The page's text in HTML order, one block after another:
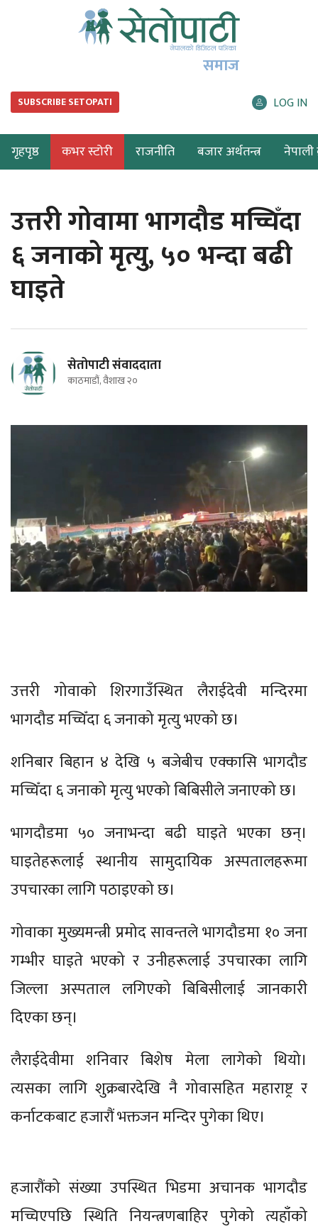
समाज
SUBSCRIBE SETOPATI LOG IN
गृहपृष्ठ कभर स्टोरी राजनीति बजार अर्थतन्त्र नेपाली
उत्तरी गोवामा भागदौड मच्चिँदा
६ जनाको मृत्यु, ५० भन्दा बढी
घाइते
सेतोपाटी संवाददाता
काठमाडौं, वैशाख २०
उत्तरी गोवाको शिरगाउँस्थित लैराईदेवी मन्दिरमा
भागदौड मच्चिँदा ६ जनाको मृत्यु भएको छ।
शनिबार बिहान ४ देखि ५ बजेबीच एक्कासि भागदौड
मच्चिँदा ६ जनाको मृत्यु भएको बिबिसीले जनाएको छ।
भागदौडमा ५० जनाभन्दा बढी घाइते भएका छन्।
घाइतेहरूलाई स्थानीय सामुदायिक अस्पतालहरूमा
उपचारका लागि पठाइएको छ।
गोवाका मुख्यमन्त्री प्रमोद सावन्तले भागदौडमा १० जना
गम्भीर घाइते भएको र उनीहरूलाई उपचारका लागि
जिल्ला अस्पताल लगिएको बिबिसीलाई जानकारी
दिएका छन्।
लैराईदेवीमा शनिवार बिशेष मेला लागेको थियो।
त्यसका लागि शुक्रबारदेखि नै गोवासहित महाराष्ट्र र
कर्नाटकबाट हजारौं भक्तजन मन्दिर पुगेका थिए।
हजारौंको संख्या उपस्थित भिडमा अचानक भागदौड
मच्चिएपछि स्थिति नियन्त्रणबाहिर पुगेको त्यहाँको